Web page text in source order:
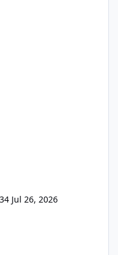
Jul 26, 2026